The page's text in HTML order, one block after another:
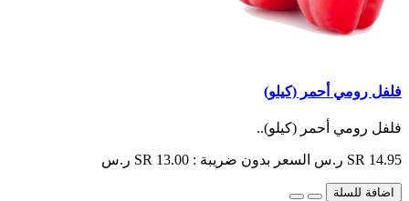
فلفل رومي أحمر (كيلو)
فلفل رومي أحمر (كيلو)..
SR 14.95 ر.س السعر بدون ضريبة : SR 13.00 ر.س
اضافة للسلة